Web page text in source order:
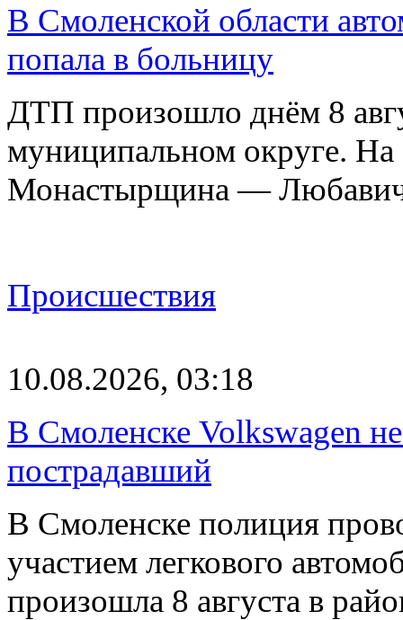
В Смоленской области
попала в больницу
ДТП произошло днём 8
муниципальном округе.
Монастырщина —
Происшествия
10.08.2026, 03:18
В Смоленске Volkswagen
пострадавший
В Смоленске полиция
участием легкового
произошла 8 августа в